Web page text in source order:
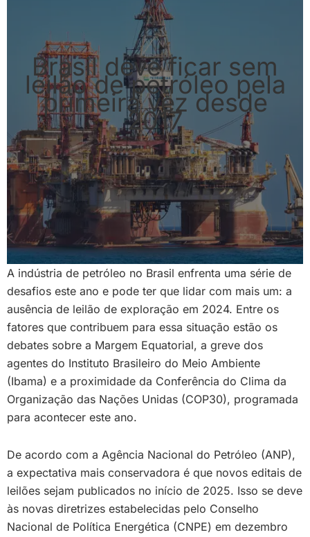
Brasil deve ficar sem
leilão de petróleo pela
primeira vez desde
2017
A indústria de petróleo no Brasil enfrenta uma série de
desafios este ano e pode ter que lidar com mais um: a
ausência de leilão de exploração em 2024. Entre os
fatores que contribuem para essa situação estão os
debates sobre a Margem Equatorial, a greve dos
agentes do Instituto Brasileiro do Meio Ambiente
(Ibama) e a proximidade da Conferência do Clima da
Organização das Nações Unidas (COP30), programada
para acontecer este ano.
De acordo com a Agência Nacional do Petróleo (ANP),
a expectativa mais conservadora é que novos editais de
leilões sejam publicados no início de 2025. Isso se deve
às novas diretrizes estabelecidas pelo Conselho
Nacional de Política Energética (CNPE) em dezembro